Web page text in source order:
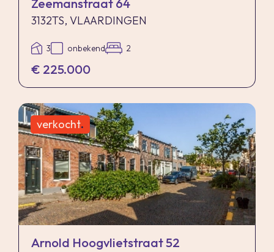
Zeemanstraat 64
3132TS, VLAARDINGEN
3 onbekend 2
€ 225.000
verkocht.
Arnold Hoogvlietstraat 52